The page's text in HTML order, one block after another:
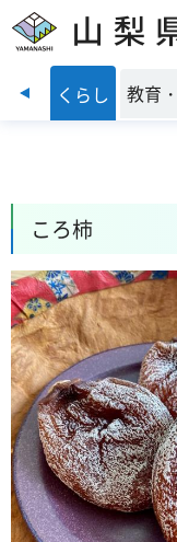
山梨県
前のスライド
全 くらし 教育
ころ柿